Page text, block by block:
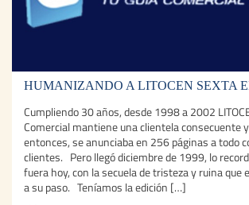
HUMANIZANDO A LITOCEN SEXTA
Cumpliendo 30 años, desde 1998 a 2002
Comercial mantiene una clientela consecuente
entonces, se anunciaba en 256 páginas a todo
clientes. Pero llegó diciembre de 1999, lo
fuera hoy, con la secuela de tristeza y ruina que
a su paso. Teníamos la edición […]